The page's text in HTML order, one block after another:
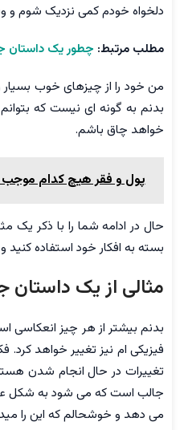
دلخواه خودم کمی نزدیک شوم و
مطلب مرتبط: چطور یک داستان
من خود را از چیزهای خوب
بدنم به گونه ای نیست که
خواهد چاق باشم.
پول و فقر هیچ کدام
حال در ادامه شما را با ذکر یک
بسته به افکار خود استفاده
مثالی از یک
بدنم بیشتر از هر چیز انعکاسی
فیزیکی ام نیز تغییر خواهد
تغییرات در حال انجام شدن
جالب است که می شود به شکل
می دهد و خوشحالم که این را